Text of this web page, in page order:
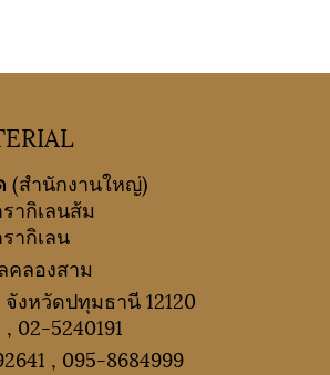
(สำนักงานใหญ่)
ากิเลนส้ม
ากิเลน
คลองสาม
งหวัดปทุมธานี 12120
, 02-5240191
, 095-8684999